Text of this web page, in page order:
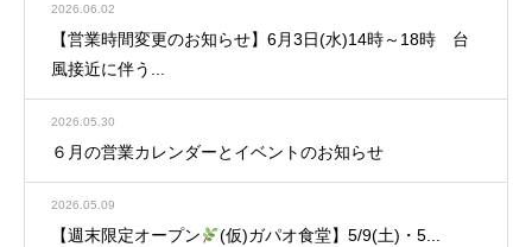
2026.06.02
【営業時間変更のお知らせ】6月3日(水)14時～18時 台
風接近に伴う...
2026.05.30
６月の営業カレンダーとイベントのお知らせ
2026.05.09
【週末限定オープン (仮)ガパオ食堂】5/9(土)・5...